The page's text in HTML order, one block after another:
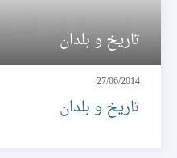
تاريخ و بلدان
27/06/2014
تاريخ و بلدان